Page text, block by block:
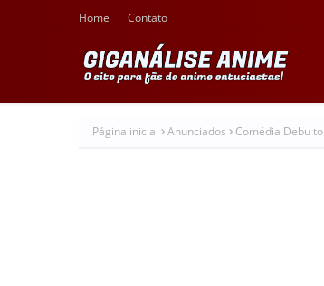
Home Contato
Página inicial Anunciados Comédia Debu